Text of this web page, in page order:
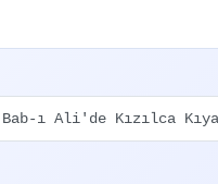
ı Ali'de Kızılca